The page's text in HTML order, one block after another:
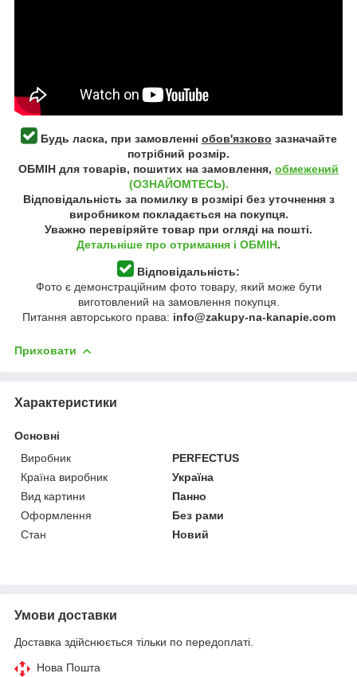
Будь ласка, при замовленні обов'язково зазначайте
потрібний розмір.
ОБМІН для товарів, пошитих на замовлення, обмежений
(ОЗНАЙОМТЕСЬ).
Відповідальність за помилку в розмірі без уточнення з
виробником покладається на покупця.
Уважно перевіряйте товар при огляді на пошті.
Детальніше про отримання і ОБМІН.
Відповідальність:
Фото є демонстраційним фото товару, який може бути
виготовлений на замовлення покупця.
Питання авторського права: info@zakupy-na-kanapie.com
Приховати
Характеристики
Основні
Виробник
PERFECTUS
Країна виробник
Україна
Вид картини
Панно
Оформлення
Без рами
Стан
Новий
Умови доставки
Доставка здійснюється тільки по передоплаті.
Нова Пошта